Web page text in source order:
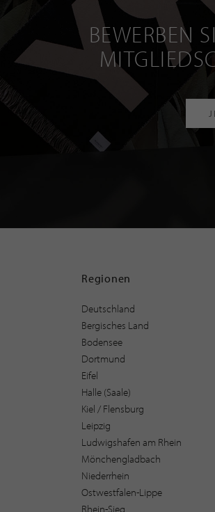
BEWERBEN
Regionen
Deutschland
Bergisches Land
Bodensee
Dortmund
Eifel
Halle (Saale)
Kiel / Flensburg
Leipzig
Ludwigshafen am Rhein
Mönchengladbach
Niederrhein
Ostwestfalen-Lippe
Rhein-Sieg